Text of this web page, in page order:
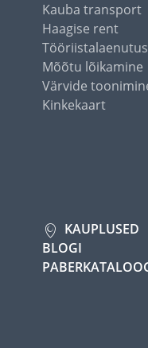
Kauba transport
Haagise rent
Tööriistalaenutus
Mõõtu lõikamine
Värvide
Kinkekaart
KAUPLUSED
BLOGI